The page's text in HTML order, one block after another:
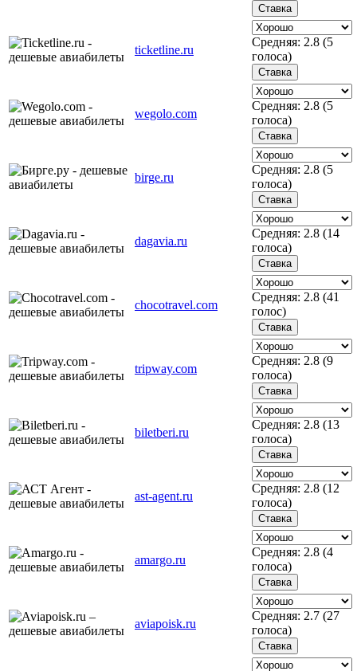
ticketline.ru
Средняя: 2.8 (5
голоса)
wegolo.com
Средняя: 2.8 (5
голоса)
birge.ru
Средняя: 2.8 (5
голоса)
dagavia.ru
Средняя: 2.8 (14
голоса)
chocotravel.com
Средняя: 2.8 (41
голос)
tripway.com
Средняя: 2.8 (9
голоса)
biletberi.ru
Средняя: 2.8 (13
голоса)
ast-agent.ru
Средняя: 2.8 (12
голоса)
amargo.ru
Средняя: 2.8 (4
голоса)
aviapoisk.ru
Средняя: 2.7 (27
голоса)